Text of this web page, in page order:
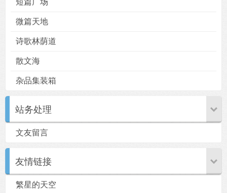
短篇广场
微篇天地
诗歌林荫道
散文海
杂品集装箱
站务处理
文友留言
友情链接
繁星的天空